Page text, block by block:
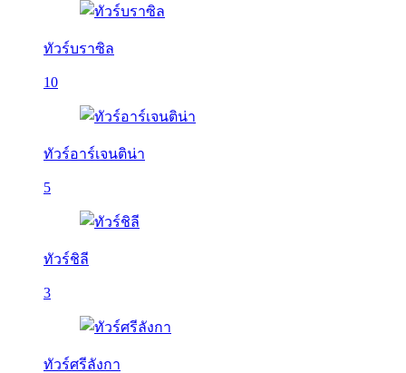
ทัวร์บราซิล
10
ทัวร์อาร์เจนติน่า
5
ทัวร์ชิลี
3
ทัวร์ศรีลังกา